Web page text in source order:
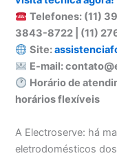
Telefones: (11)
3843-8722 | (11)
Site:
E-mail:
Horário de
horários flexíveis
A Electroserve: há
eletrodomésticos